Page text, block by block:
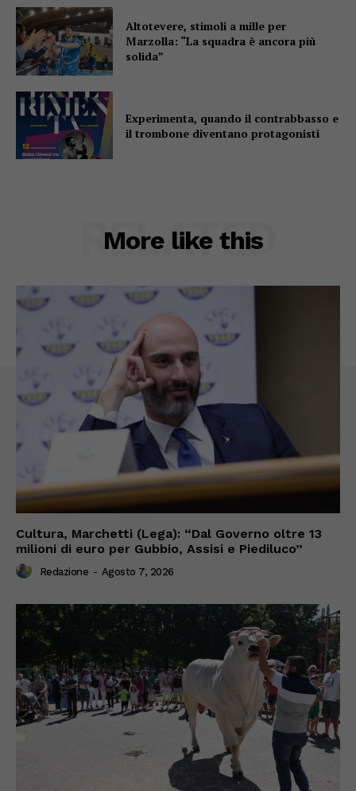
Altotevere, stimoli a mille per
Marzolla: “La squadra è ancora più
solida”
Experimenta, quando il contrabbasso e
il trombone diventano protagonisti
More like this
RELATED
Cultura, Marchetti (Lega): “Dal Governo oltre 13
milioni di euro per Gubbio, Assisi e Piediluco”
Redazione - Agosto 7, 2026